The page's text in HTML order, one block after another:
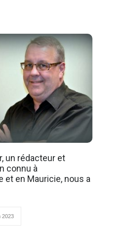
un rédacteur et
connu à
et en Mauricie, nous a
2023